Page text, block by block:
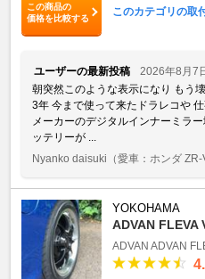
この商品の
価格を比較する
このカテゴリの取
ユーザーの最新投稿
2026年8月7
朝突然このような表示になり もう
3年 今まで使って来たドラレコや
メーカーのデジタルインナーミラ
ッテリーが ...
Nyanko daisuki （愛車：ホンダ ZR-
YOKOHAMA
ADVAN FLEVA
ADVAN ADVAN